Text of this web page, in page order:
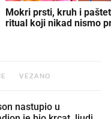
Mokri prsti, kruh i
ritual koji nikad nismo
VEZANO